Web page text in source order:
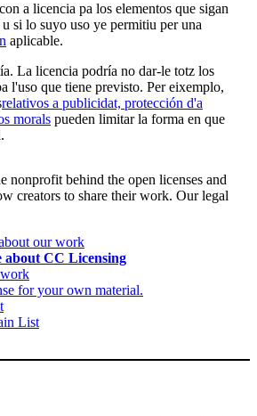
a licencia pa los elementos que sigan
si lo suyo uso ye permitiu per una
aplicable.
La licencia podría no dar-le totz los
l'uso que tiene previsto. Per eixemplo,
relativos a publicidat, protección d'a
morals pueden limitar la forma en que
nonprofit behind the open licenses and
creators to share their work. Our legal
our work
about CC Licensing
for your own material.
List